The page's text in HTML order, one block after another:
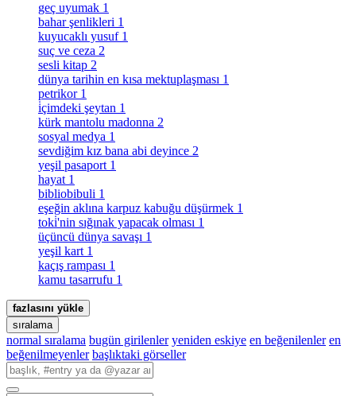
geç uyumak 1
bahar şenlikleri 1
kuyucaklı yusuf 1
suç ve ceza 2
sesli kitap 2
dünya tarihin en kısa mektuplaşması 1
petrikor 1
i̇çimdeki şeytan 1
kürk mantolu madonna 2
sosyal medya 1
sevdiğim kız bana abi deyince 2
yeşil pasaport 1
hayat 1
bibliobibuli 1
eşeğin aklına karpuz kabuğu düşürmek 1
toki̇'nin sığınak yapacak olması 1
üçüncü dünya savaşı 1
yeşil kart 1
kaçış rampası 1
kamu tasarrufu 1
fazlasını yükle
sıralama
normal sıralama bugün girilenler yeniden eskiye en beğenilenler en
beğenilmeyenler başlıktaki görseller